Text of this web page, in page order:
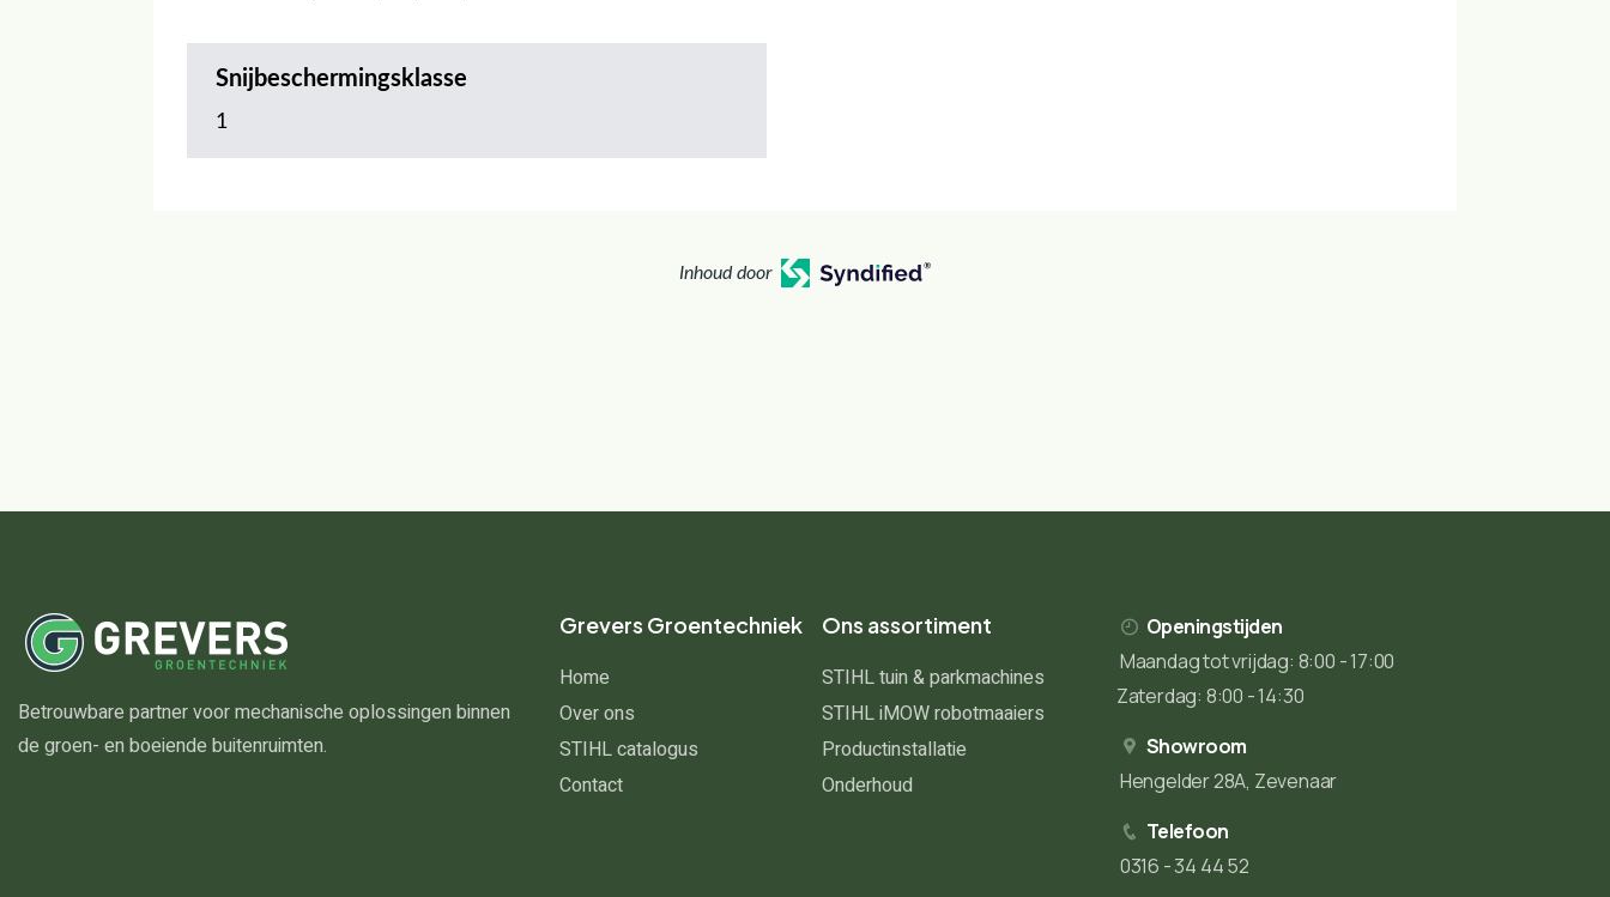
Snijbeschermingsklasse
1
Inhoud door
Betrouwbare partner voor mechanische oplossingen binnen
de groen- en boeiende buitenruimten.
Grevers Groentechniek
Home
Over ons
STIHL catalogus
Contact
Ons assortiment
STIHL tuin & parkmachines
STIHL iMOW robotmaaiers
Productinstallatie
Onderhoud
Openingstijden
Maandag tot vrijdag: 8:00 - 17:00
Zaterdag: 8:00 - 14:30
Showroom
Hengelder 28A, Zevenaar
Telefoon
0316 - 34 44 52